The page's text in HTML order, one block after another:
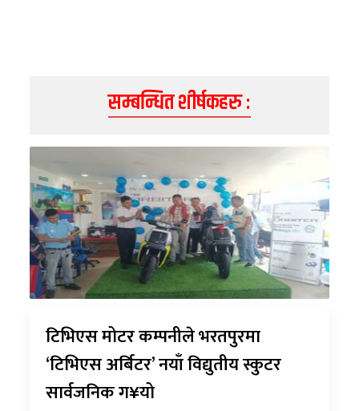
सम्बन्धित शीर्षकहरु :
टिभिएस मोटर कम्पनीले भरतपुरमा
‘टिभिएस अर्बिटर’ नयाँ विद्युतीय स्कुटर
सार्वजनिक ग¥यो